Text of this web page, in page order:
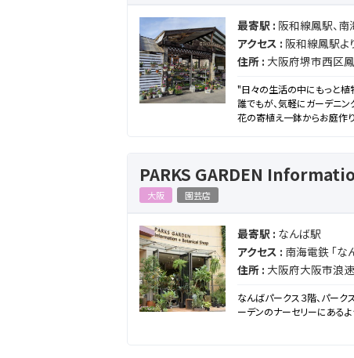
最寄駅 : 阪和線鳳駅、
アクセス : 阪和線鳳駅よ
住所 : 大阪府堺市西区
"日々の生活の中にもっと
誰でもが、気軽にガーデニン
花の寄植え一鉢からお庭作
PARKS GARDEN
大阪 園芸店
最寄駅 : なんば駅
アクセス : 南海電鉄 「な
住所 : 大阪府大阪市浪
なんばパークス３階、パーク
ーデンのナーセリーにある